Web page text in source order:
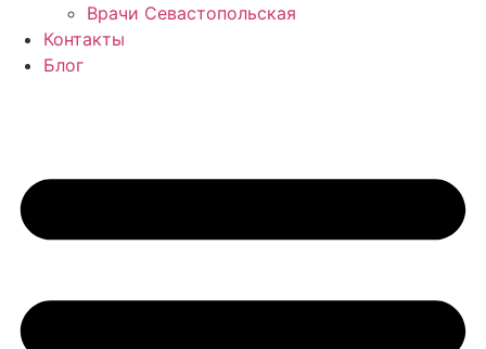
Врачи Севастопольская
Контакты
Блог